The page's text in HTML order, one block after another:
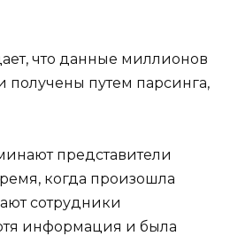
представители
когда произошла
сотрудники
информация и была